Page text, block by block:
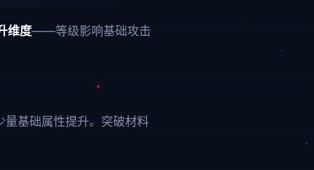
维度——等级影响基础攻击
基础属性提升。突破材料